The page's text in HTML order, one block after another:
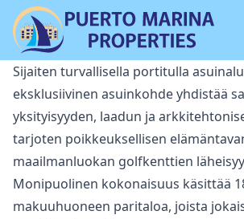
Sijaiten turvallisella portitulla
eksklusiivinen asuinkohde yhdistää
yksityisyyden, laadun ja
tarjoten poikkeuksellisen
maailmanluokan golfkenttien
Monipuolinen kokonaisuus käsittää
makuuhuoneen paritaloa, joista